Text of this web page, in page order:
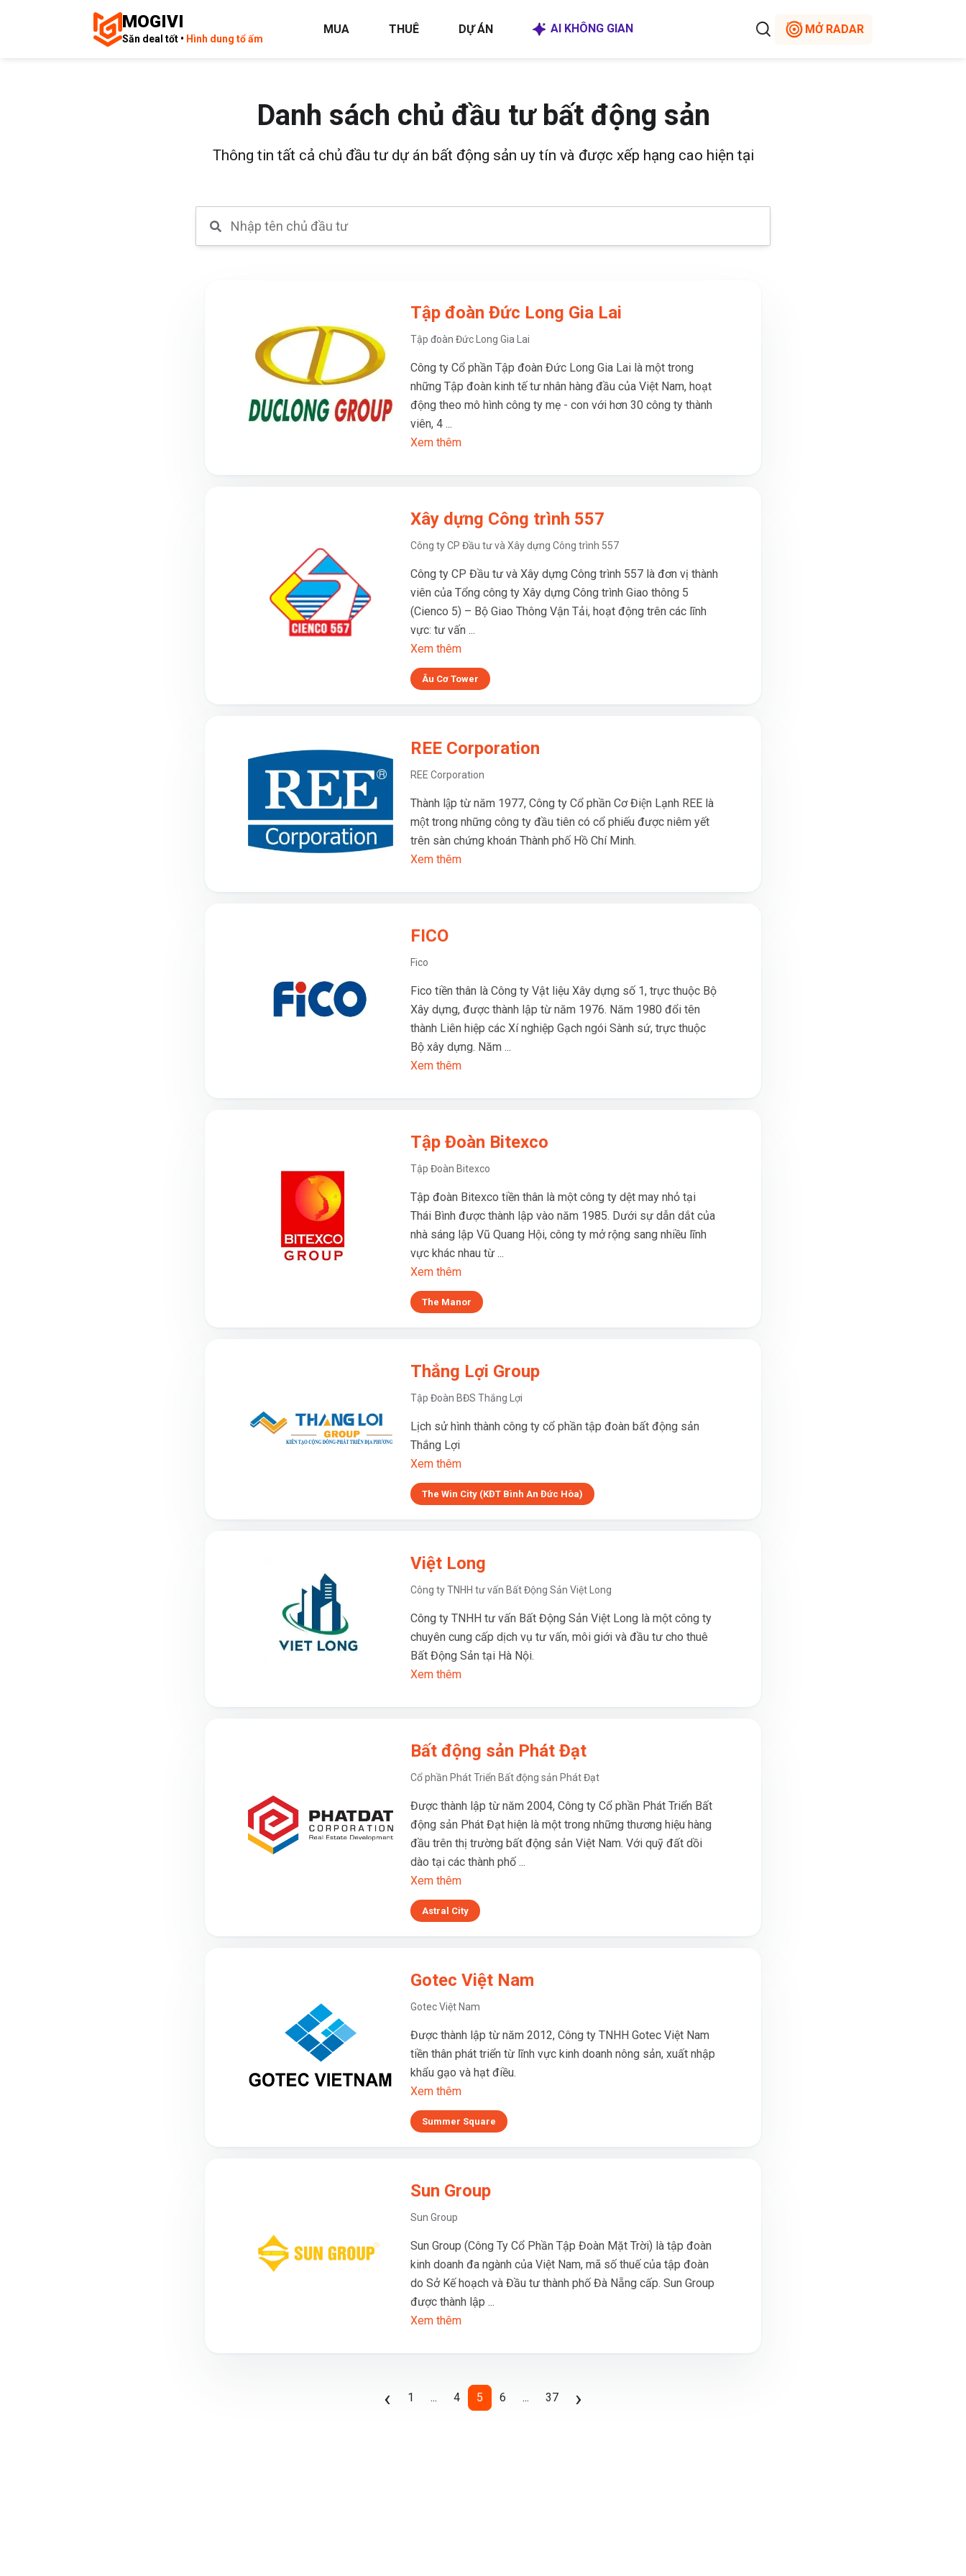
MOGIVI
Săn deal tốt • Hình dung tổ ấm
MUA THUÊ DỰ ÁN AI KHÔNG GIAN MỞ RADAR
Danh sách chủ đầu tư bất động sản
Thông tin tất cả chủ đầu tư dự án bất động sản uy tín và được xếp hạng cao hiện tại
Tập đoàn Đức Long Gia Lai
Tập đoàn Đức Long Gia Lai
Công ty Cổ phần Tập đoàn Đức Long Gia Lai là một trong
những Tập đoàn kinh tế tư nhân hàng đầu của Việt Nam, hoạt
động theo mô hình công ty mẹ - con với hơn 30 công ty thành
viên, 4 ...
Xem thêm
Xây dựng Công trình 557
Công ty CP Đầu tư và Xây dựng Công trình 557
Công ty CP Đầu tư và Xây dựng Công trình 557 là đơn vị thành
viên của Tổng công ty Xây dựng Công trình Giao thông 5
(Cienco 5) – Bộ Giao Thông Vận Tải, hoạt động trên các lĩnh
vực: tư vấn ...
Xem thêm
Âu Cơ Tower
REE Corporation
REE Corporation
Thành lập từ năm 1977, Công ty Cổ phần Cơ Điện Lạnh REE là
một trong những công ty đầu tiên có cổ phiếu được niêm yết
trên sàn chứng khoán Thành phố Hồ Chí Minh.
Xem thêm
FICO
Fico
Fico tiền thân là Công ty Vật liệu Xây dựng số 1, trực thuộc Bộ
Xây dựng, được thành lập từ năm 1976. Năm 1980 đổi tên
thành Liên hiệp các Xí nghiệp Gạch ngói Sành sứ, trực thuộc
Bộ xây dựng. Năm ...
Xem thêm
Tập Đoàn Bitexco
Tập Đoàn Bitexco
Tập đoàn Bitexco tiền thân là một công ty dệt may nhỏ tại
Thái Bình được thành lập vào năm 1985. Dưới sự dẫn dắt của
nhà sáng lập Vũ Quang Hội, công ty mở rộng sang nhiều lĩnh
vực khác nhau từ ...
Xem thêm
The Manor
Thắng Lợi Group
Tập Đoàn BĐS Thắng Lợi
Lịch sử hình thành công ty cổ phần tập đoàn bất động sản
Thắng Lợi
Xem thêm
The Win City (KĐT Bình An Đức Hòa)
Việt Long
Công ty TNHH tư vấn Bất Động Sản Việt Long
Công ty TNHH tư vấn Bất Động Sản Việt Long là một công ty
chuyên cung cấp dịch vụ tư vấn, môi giới và đầu tư cho thuê
Bất Động Sản tại Hà Nội.
Xem thêm
Bất động sản Phát Đạt
Cổ phần Phát Triển Bất động sản Phát Đạt
Được thành lập từ năm 2004, Công ty Cổ phần Phát Triển Bất
động sản Phát Đạt hiện là một trong những thương hiệu hàng
đầu trên thị trường bất động sản Việt Nam. Với quỹ đất dồi
dào tại các thành phố ...
Xem thêm
Astral City
Gotec Việt Nam
Gotec Việt Nam
Được thành lập từ năm 2012, Công ty TNHH Gotec Việt Nam
tiền thân phát triển từ lĩnh vực kinh doanh nông sản, xuất nhập
khẩu gạo và hạt điều.
Xem thêm
Summer Square
Sun Group
Sun Group
Sun Group (Công Ty Cổ Phần Tập Đoàn Mặt Trời) là tập đoàn
kinh doanh đa ngành của Việt Nam, mã số thuế của tập đoàn
do Sở Kế hoạch và Đầu tư thành phố Đà Nẵng cấp. Sun Group
được thành lập ...
Xem thêm
‹ Previous
1 ... 4 5(current)
6 ... 37 ›